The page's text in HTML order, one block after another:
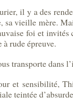
il y a des
sa vieille mère.
foi et
rude épreuve.
transporte dans
et sensibilité,
teintée